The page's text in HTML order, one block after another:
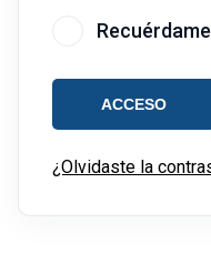
Recuérdame
ACCESO
¿Olvidaste la